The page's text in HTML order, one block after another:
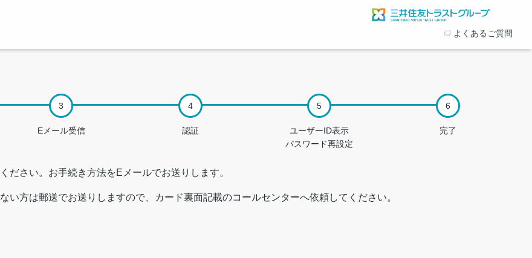
よくあるご質問
Eメール受信 認証
ユーザーID表示
パスワード再設定
完了
ださい。お手続き方法をEメールでお送りします。
い方は郵送でお送りしますので、カード裏面記載のコールセンターへ依頼してください。